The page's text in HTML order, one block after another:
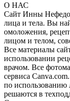
О НАС
Сайт Инны
лица и тела. Вы
омоложения,
лицом и телом,
Все материалы
использовании
врачом. Все
сервиса
по использованию
решаются в